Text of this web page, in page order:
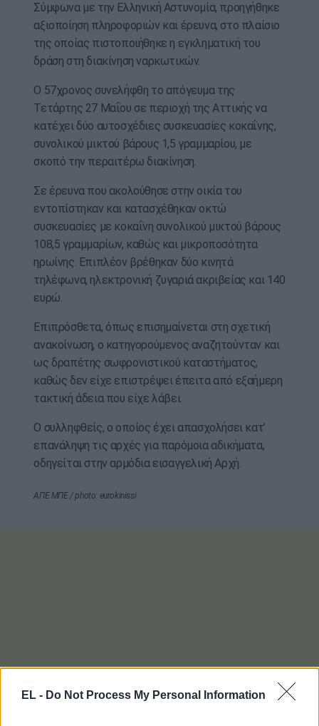
EL - Do Not Process My Personal Information
Σύμφωνα με την Ελληνική Αστυνομία, προηγήθηκε
αξιοποίηση πληροφοριών και έρευνα, στο πλαίσιο
της οποίας πιστοποιήθηκε η εγκληματική του
δράση στη διακίνηση ναρκωτικών.
Ο 57χρονος συνελήφθη το απόγευμα της
Τετάρτης 27 Μαΐου σε περιοχή της Αττικής να
κατέχει δύο αυτοσχέδιες συσκευασίες κοκαΐνης,
συνολικού μικτού βάρους 1,5 γραμμαρίου, με
σκοπό την περαιτέρω διακίνηση.
Σε έρευνα που ακολούθησε στην οικία του
εντοπίστηκαν και κατασχέθηκαν οκτώ
συσκευασίες με κοκαΐνη συνολικού μικτού βάρους
108,5 γραμμαρίων, καθώς και μικροποσότητα
ηρωίνης. Επιπλέον βρέθηκαν δύο κινητά
τηλέφωνα, ηλεκτρονική ζυγαριά ακριβείας και 140
ευρώ.
Επιπρόσθετα, όπως επισημαίνεται στη σχετική
ανακοίνωση, ο κατηγορούμενος αναζητούνταν και
ως δραπέτης σωφρονιστικού καταστήματος,
καθώς δεν είχε επιστρέψει έπειτα από εξαήμερη
τακτική άδεια που είχε λάβει.
Ο συλληφθείς, ο οποίος έχει απασχολήσει κατ’
επανάληψη τις αρχές για παρόμοια αδικήματα,
οδηγείται στην αρμόδια εισαγγελική Αρχή.
ΑΠΕ ΜΠΕ / photo: eurokinissi